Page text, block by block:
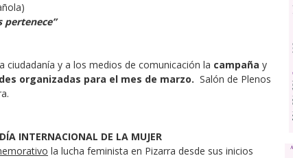
pertenece”
ciudadanía y a los medios de comunicación la campaña y
organizadas para el mes de marzo. Salón de Plenos
INTERNACIONAL DE LA MUJER
la lucha feminista en Pizarra desde sus inicios